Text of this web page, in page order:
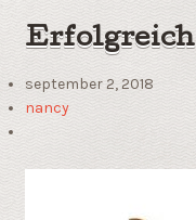
Erfolgreich
september 2, 2018
nancy